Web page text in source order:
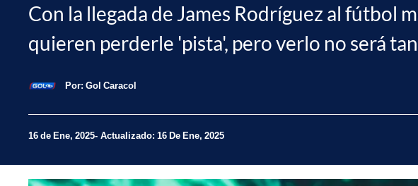
Con la llegada de James Rodríguez al fútbol
quieren perderle 'pista', pero verlo no será
Por: Gol Caracol
16 de Ene, 2025 Actualizado: 16 De Ene, 2025